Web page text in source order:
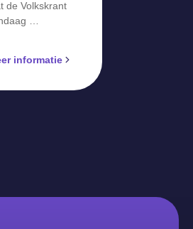
de Volkskrant
…
informatie